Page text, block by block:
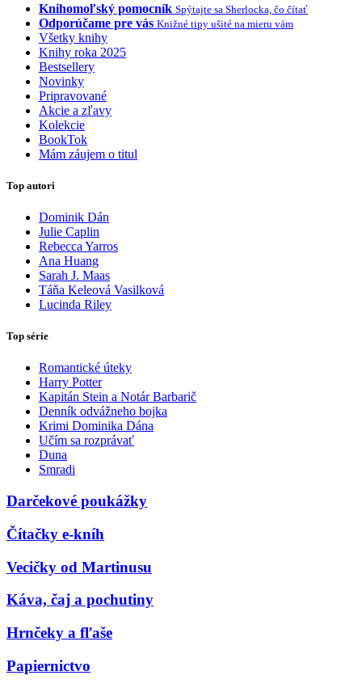
Knihomoľský pomocník Spýtajte sa Sherlocka, čo čítať
Odporúčame pre vás Knižné tipy ušité na mieru vám
Všetky knihy
Knihy roka 2025
Bestsellery
Novinky
Pripravované
Akcie a zľavy
Kolekcie
BookTok
Mám záujem o titul
Top autori
Dominik Dán
Julie Caplin
Rebecca Yarros
Ana Huang
Sarah J. Maas
Táňa Keleová Vasilková
Lucinda Riley
Top série
Romantické úteky
Harry Potter
Kapitán Stein a Notár Barbarič
Denník odvážneho bojka
Krimi Dominika Dána
Učím sa rozprávať
Duna
Smradi
Darčekové poukážky
Čítačky e-kníh
Vecičky od Martinusu
Káva, čaj a pochutiny
Hrnčeky a fľaše
Papiernictvo